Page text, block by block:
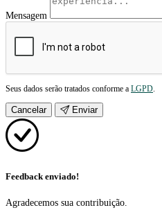
Mensagem
Seus dados serão tratados conforme a LGPD.
Cancelar Enviar
Feedback enviado!
Agradecemos sua contribuição.